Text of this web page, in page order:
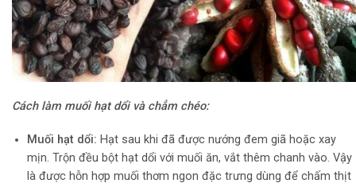
Cách làm muối hạt dổi và chẳm chéo:
Muối hạt dổi: Hạt sau khi đã được nướng đem giã hoặc xay
mịn. Trộn đều bột hạt dổi với muối ăn, vắt thêm chanh vào. Vậy
là được hỗn hợp muối thơm ngon đặc trưng dùng để chấm thịt